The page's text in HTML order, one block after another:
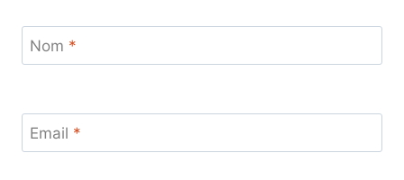
Nom *
Email *